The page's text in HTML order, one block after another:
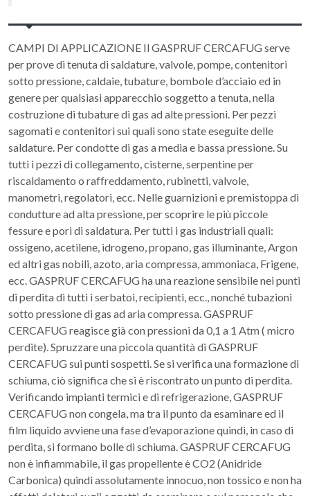
CAMPI DI APPLICAZIONE Il GASPRUF CERCAFUG serve
per prove di tenuta di saldature, valvole, pompe, contenitori
sotto pressione, caldaie, tubature, bombole d’acciaio ed in
genere per qualsiasi apparecchio soggetto a tenuta, nella
costruzione di tubature di gas ad alte pressioni. Per pezzi
sagomati e contenitori sui quali sono state eseguite delle
saldature. Per condotte di gas a media e bassa pressione. Su
tutti i pezzi di collegamento, cisterne, serpentine per
riscaldamento o raffreddamento, rubinetti, valvole,
manometri, regolatori, ecc. Nelle guarnizioni e premistoppa di
condutture ad alta pressione, per scoprire le più piccole
fessure e pori di saldatura. Per tutti i gas industriali quali:
ossigeno, acetilene, idrogeno, propano, gas illuminante, Argon
ed altri gas nobili, azoto, aria compressa, ammoniaca, Frigene,
ecc. GASPRUF CERCAFUG ha una reazione sensibile nei punti
di perdita di tutti i serbatoi, recipienti, ecc., nonché tubazioni
sotto pressione di gas ad aria compressa. GASPRUF
CERCAFUG reagisce già con pressioni da 0,1 a 1 Atm ( micro
perdite). Spruzzare una piccola quantità di GASPRUF
CERCAFUG sui punti sospetti. Se si verifica una formazione di
schiuma, ciò significa che si è riscontrato un punto di perdita.
Verificando impianti termici e di refrigerazione, GASPRUF
CERCAFUG non congela, ma tra il punto da esaminare ed il
film liquido avviene una fase d’evaporazione quindi, in caso di
perdita, si formano bolle di schiuma. GASPRUF CERCAFUG
non è infiammabile, il gas propellente è CO2 (Anidride
Carbonica) quindi assolutamente innocuo, non tossico e non ha